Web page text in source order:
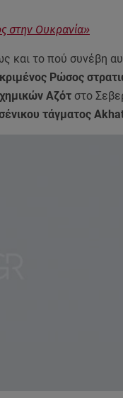
στην Ουκρανία»
και το πού συνέβη
Ρώσος
Αζότστο
τάγματος